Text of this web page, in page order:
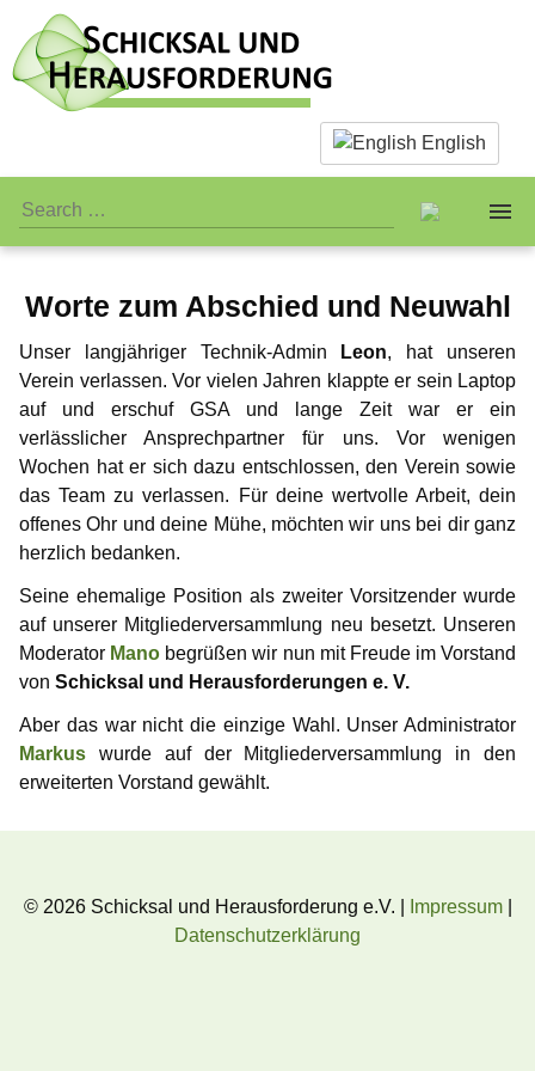
English
The Team
Standards
Association
Contributors
Facts & Infos
What is actually paedophilia?
Why we reject sex with children
Thoughts on childlove symbolism
Doubly affected
FAQ – Frequently Asked Questions
Personal Stuff
Jay-Jay
NewMan
Marco
Markus
Klase
Publicity
Information for media representatives
Events
Educational services
Gedanken einer Anwältin
Where i can find help?
Forum
Archiv
Worte zum Abschied und Neuwahl
Unser langjähriger Technik-Admin Leon, hat unseren
Verein verlassen. Vor vielen Jahren klappte er sein Laptop
auf und erschuf GSA und lange Zeit war er ein
verlässlicher Ansprechpartner für uns. Vor wenigen
Wochen hat er sich dazu entschlossen, den Verein sowie
das Team zu verlassen. Für deine wertvolle Arbeit, dein
offenes Ohr und deine Mühe, möchten wir uns bei dir ganz
herzlich bedanken.
Seine ehemalige Position als zweiter Vorsitzender wurde
auf unserer Mitgliederversammlung neu besetzt. Unseren
Moderator Mano begrüßen wir nun mit Freude im Vorstand
von Schicksal und Herausforderungen e. V.
Aber das war nicht die einzige Wahl. Unser Administrator
Markus wurde auf der Mitgliederversammlung in den
erweiterten Vorstand gewählt.
© 2026 Schicksal und Herausforderung e.V. | Impressum|
Datenschutzerklärung